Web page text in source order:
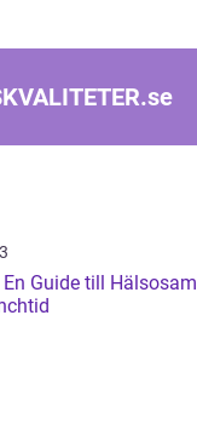
se
Guide till Hälsosam